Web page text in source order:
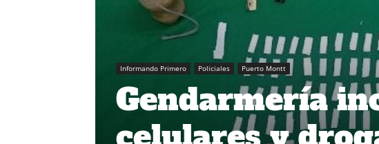
Informando Primero Policiales Puerto Montt
Gendarmería